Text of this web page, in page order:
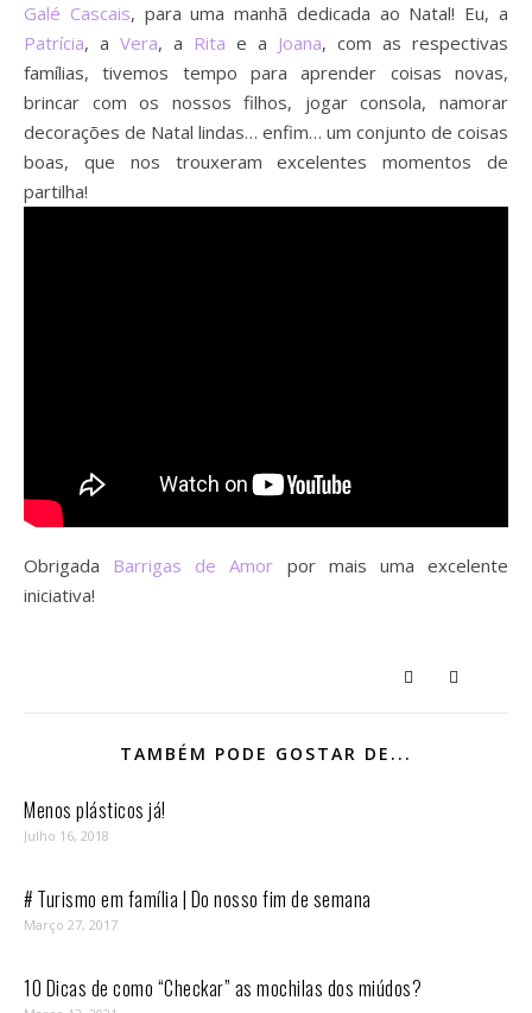
Galé Cascais, para uma manhã dedicada ao Natal! Eu, a
Patrícia, a Vera, a Rita e a Joana, com as respectivas
famílias, tivemos tempo para aprender coisas novas,
brincar com os nossos filhos, jogar consola, namorar
decorações de Natal lindas… enfim… um conjunto de coisas
boas, que nos trouxeram excelentes momentos de
partilha!
Obrigada Barrigas de Amor por mais uma excelente
iniciativa!
TAMBÉM PODE GOSTAR DE...
Menos plásticos já!
Julho 16, 2018
# Turismo em família | Do nosso fim de semana
Março 27, 2017
10 Dicas de como “Checkar” as mochilas dos miúdos?